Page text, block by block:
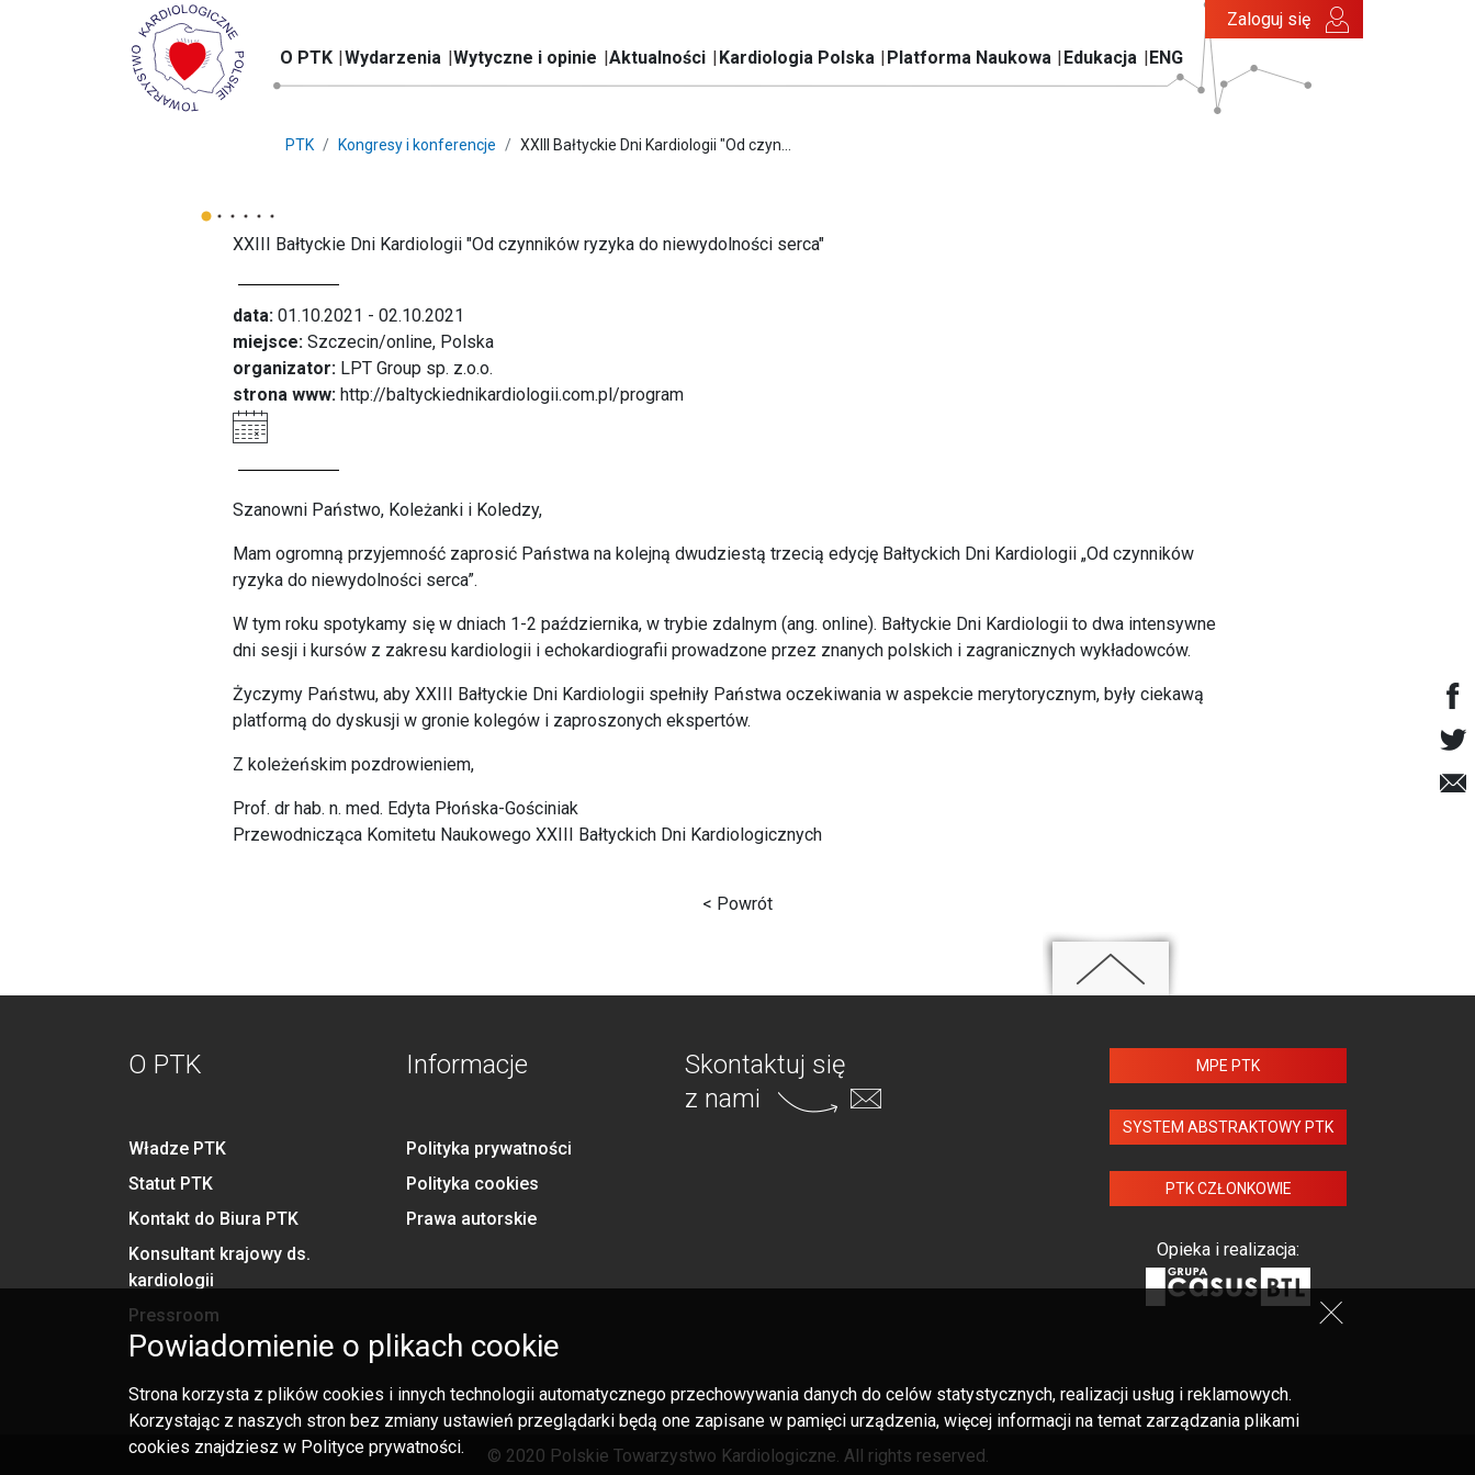
O PTK Wydarzenia Wytyczne i opinie Aktualności Kardiologia Polska Platforma Naukowa Edukacja ENG
Zaloguj się
PTK Kongresy i konferencje XXIII Bałtyckie Dni Kardiologii "Od czyn...
XXIII Bałtyckie Dni Kardiologii "Od czynników ryzyka do niewydolności serca"
data: 01.10.2021 - 02.10.2021
miejsce: Szczecin/online, Polska
organizator: LPT Group sp. z.o.o.
strona www: http://baltyckiednikardiologii.com.pl/program
Szanowni Państwo, Koleżanki i Koledzy,
Mam ogromną przyjemność zaprosić Państwa na kolejną dwudziestą trzecią edycję Bałtyckich Dni Kardiologii „Od czynników
ryzyka do niewydolności serca”.
W tym roku spotykamy się w dniach 1-2 października, w trybie zdalnym (ang. online). Bałtyckie Dni Kardiologii to dwa intensywne
dni sesji i kursów z zakresu kardiologii i echokardiografii prowadzone przez znanych polskich i zagranicznych wykładowców.
Życzymy Państwu, aby XXIII Bałtyckie Dni Kardiologii spełniły Państwa oczekiwania w aspekcie merytorycznym, były ciekawą
platformą do dyskusji w gronie kolegów i zaproszonych ekspertów.
Z koleżeńskim pozdrowieniem,
Prof. dr hab. n. med. Edyta Płońska-Gościniak
Przewodnicząca Komitetu Naukowego XXIII Bałtyckich Dni Kardiologicznych
< Powrót
O PTK
Władze PTK
Statut PTK
Kontakt do Biura PTK
Konsultant krajowy ds.
kardiologii
Pressroom
Informacje
Polityka prywatności
Polityka cookies
Prawa autorskie
Skontaktuj się
z nami
MPE PTK
SYSTEM ABSTRAKTOWY PTK
PTK CZŁONKOWIE
Opieka i realizacja:
© 2020 Polskie Towarzystwo Kardiologiczne. All rights reserved.
Powiadomienie o plikach cookie
Strona korzysta z plików cookies i innych technologii automatycznego przechowywania danych do celów statystycznych, realizacji usług i reklamowych.
Korzystając z naszych stron bez zmiany ustawień przeglądarki będą one zapisane w pamięci urządzenia, więcej informacji na temat zarządzania plikami
cookies znajdziesz w Polityce prywatności.